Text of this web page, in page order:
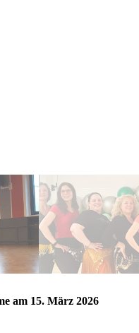
am 15. März 2026